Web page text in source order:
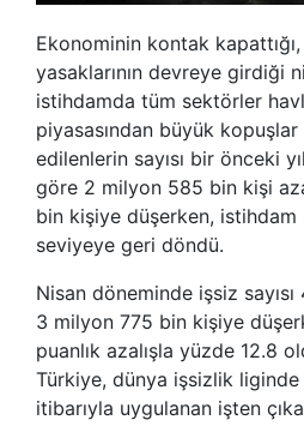
Ekonominin kontak
yasaklarının devreye girdiği
istihdamda tüm sektörler
piyasasından büyük kopuşlar
edilenlerin sayısı bir önceki
göre 2 milyon 585 bin kişi
bin kişiye düşerken, istihdam
seviyeye geri döndü.
Nisan döneminde işsiz
3 milyon 775 bin kişiye
puanlık azalışla yüzde 12.8
Türkiye, dünya işsizlik liginde
itibarıyla uygulanan işten